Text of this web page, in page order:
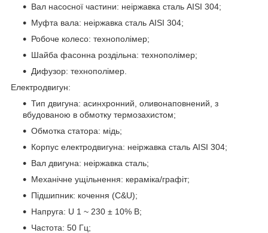
Вал насосної частини: неіржавка сталь AISI 304;
Муфта вала: неіржавка сталь AISI 304;
Робоче колесо: технополімер;
Шайба фасонна роздільна: технополімер;
Дифузор: технополімер.
Електродвигун:
Тип двигуна: асинхронний, оливонаповнений, з
вбудованою в обмотку термозахистом;
Обмотка статора: мідь;
Корпус електродвигуна: неіржавка сталь AISI 304;
Вал двигуна: неіржавка сталь;
Механічне ущільнення: кераміка/графіт;
Підшипник: кочення (C&U);
Напруга: U 1 ~ 230 ± 10% В;
Частота: 50 Гц;